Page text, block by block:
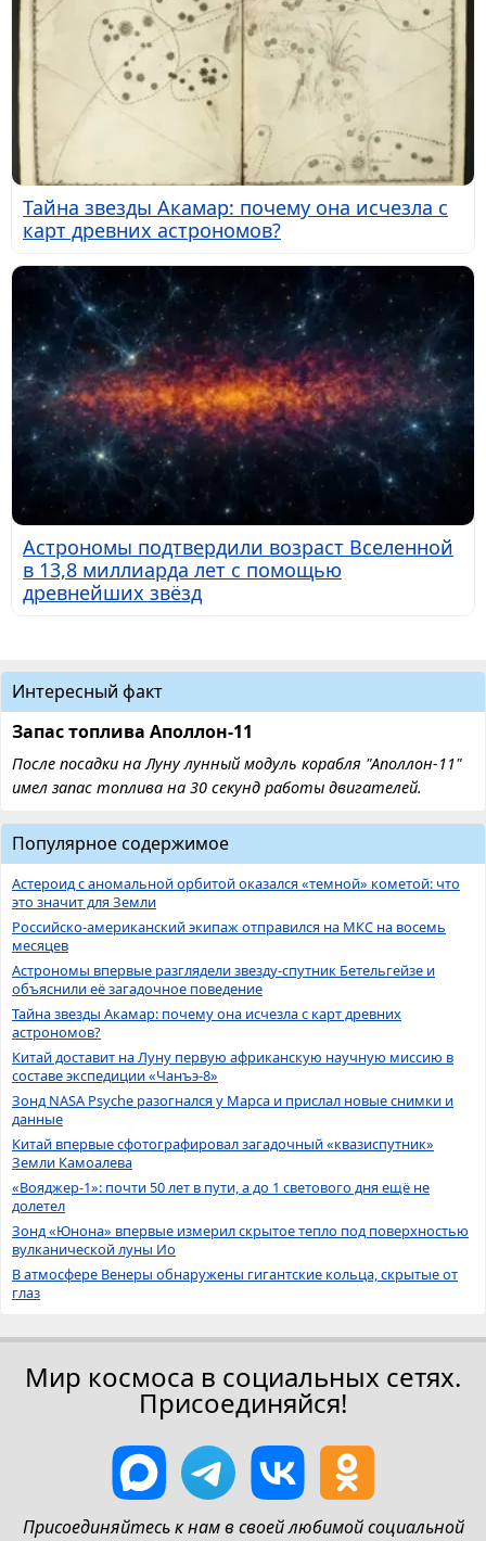
Тайна звезды Акамар: почему она исчезла с
карт древних астрономов?
Астрономы подтвердили возраст Вселенной
в 13,8 миллиарда лет с помощью
древнейших звёзд
Интересный факт
Запас топлива Аполлон-11
После посадки на Луну лунный модуль корабля "Аполлон-11"
имел запас топлива на 30 секунд работы двигателей.
Популярное содержимое
Астероид с аномальной орбитой оказался «темной» кометой: что
это значит для Земли
Российско-американский экипаж отправился на МКС на восемь
месяцев
Астрономы впервые разглядели звезду-спутник Бетельгейзе и
объяснили её загадочное поведение
Тайна звезды Акамар: почему она исчезла с карт древних
астрономов?
Китай доставит на Луну первую африканскую научную миссию в
составе экспедиции «Чанъэ-8»
Зонд NASA Psyche разогнался у Марса и прислал новые снимки и
данные
Китай впервые сфотографировал загадочный «квазиспутник»
Земли Камоалева
«Вояджер-1»: почти 50 лет в пути, а до 1 светового дня ещё не
долетел
Зонд «Юнона» впервые измерил скрытое тепло под поверхностью
вулканической луны Ио
В атмосфере Венеры обнаружены гигантские кольца, скрытые от
глаз
Мир космоса в социальных сетях.
Присоединяйся!
Присоединяйтесь к нам в своей любимой социальной